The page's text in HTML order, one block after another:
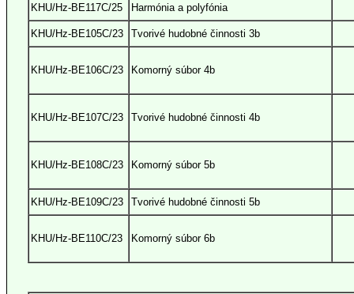
KHU/Hz-BE117C/25 Harmónia a polyfónia
KHU/Hz-BE105C/23 Tvorivé hudobné činnosti 3b
KHU/Hz-BE106C/23 Komorný súbor 4b
KHU/Hz-BE107C/23 Tvorivé hudobné činnosti 4b
KHU/Hz-BE108C/23 Komorný súbor 5b
KHU/Hz-BE109C/23 Tvorivé hudobné činnosti 5b
KHU/Hz-BE110C/23 Komorný súbor 6b